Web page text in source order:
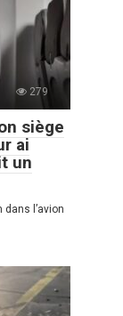
279
siège
ai
un
l’avion